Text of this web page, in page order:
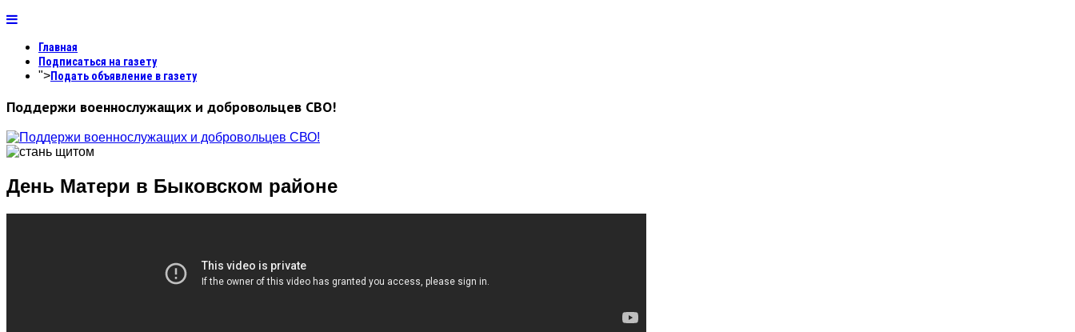
Главная
Подписаться на газету
">Подать объявление в газету
Поддержи военнослужащих и добровольцев СВО!
День Матери в Быковском районе